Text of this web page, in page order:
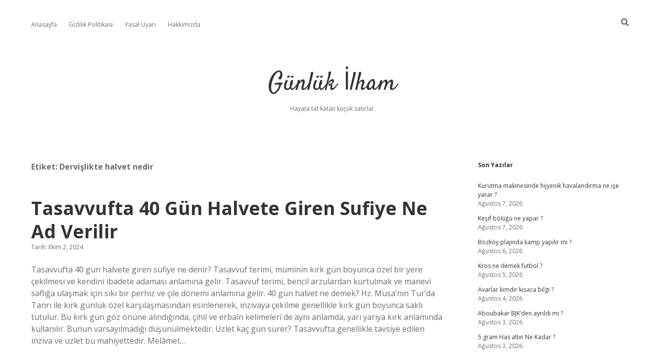
Anasayfa Gizlilik Politikası Yasal Uyarı Hakkımızda
Günlük İlham
Hayata tat katan küçük satırlar.
Etiket: Dervişlikte halvet nedir
Tasavvufta 40 Gün Halvete Giren Sufiye Ne
Ad Verilir
Tarih: Ekim 2, 2024
Tasavvufta 40 gün halvete giren sufiye ne denir? Tasavvuf terimi, müminin kırk gün boyunca özel bir yere
çekilmesi ve kendini ibadete adaması anlamına gelir. Tasavvuf terimi, bencil arzulardan kurtulmak ve manevi
saflığa ulaşmak için sıkı bir perhiz ve çile dönemi anlamına gelir. 40 gün halvet ne demek? Hz. Musa’nın Tur’da
Tanrı ile kırk günlük özel karşılaşmasından esinlenerek, inzivaya çekilme genellikle kırk gün boyunca saklı
tutulur. Bu kırk gün göz önüne alındığında, çihil ve erbaîn kelimeleri de aynı anlamda, yarı yarıya kırk anlamında
kullanılır. Bunun varsayılmadığı düşünülmektedir. Uzlet kaç gün sürer? Tasavvufta genellikle tavsiye edilen
inziva ve uzlet bu mahiyettedir. Melâmet…
Sidebar
Son Yazılar
Kurutma makinesinde hijyenik havalandırma ne işe
yarar ?
Ağustos 7, 2026
Keşif bölüğü ne yapar ?
Ağustos 7, 2026
Bozköy plajında kamp yapılır mı ?
Ağustos 6, 2026
Kros ne demek futbol ?
Ağustos 5, 2026
Avarlar kimdir kısaca bilgi ?
Ağustos 4, 2026
Aboubakar BJK’den ayrıldı mı ?
Ağustos 3, 2026
5 gram Has altın Ne Kadar ?
Ağustos 3, 2026